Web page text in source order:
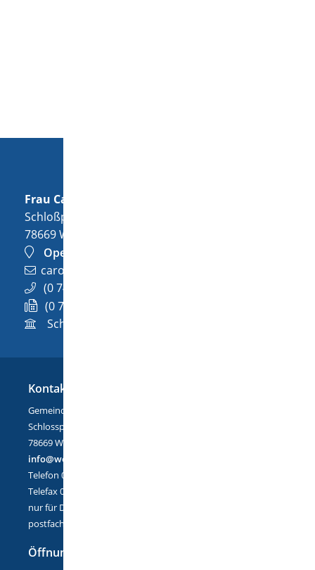
Frau Carolin
Schloßplatz 1
78669Wellendingen
OpenStreetMap
carolin.frech@wellendingen.de
(074
(074
Schloßplatz 1, 78669 Wellendingen
Kontakt
Gemeinde Wellendingen
Schlossplatz 1
78669 Wellendingen
info@wellendingen.de
Telefon 07426/9402-0
Telefax 07426/9402-25
nur für DE-Mail:
postfach@wellendingen.de-mail.de
Öffnungszeiten